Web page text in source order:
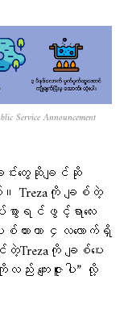
Service Announcement
းတွေဆိုချင်ဆို
Trezaကို ချစ်တဲ့
စွာရင်ဖွင့်ရာလေး
ထားတာ ၄လလောက်ရှိ
Trezaကို ချစ်ပေး
း ကျေးဇူးပါ” လို့